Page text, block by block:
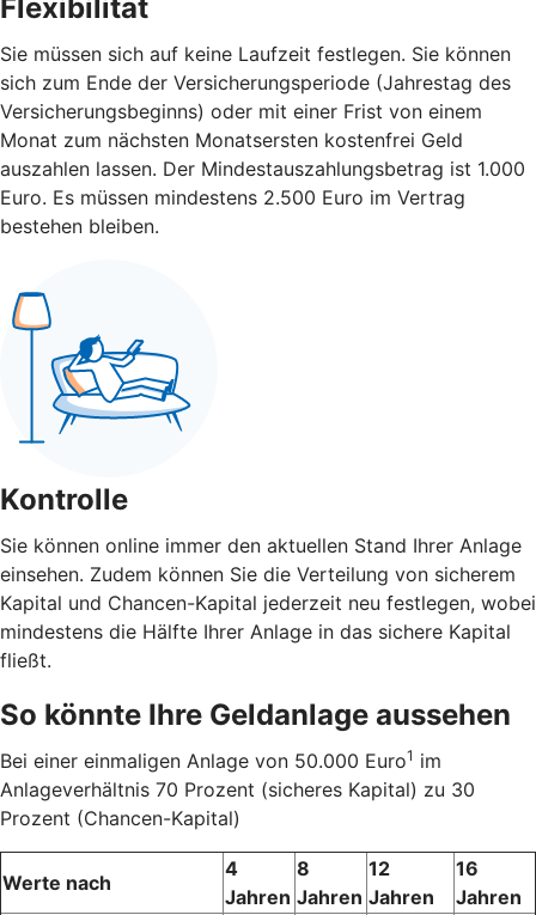
Flexibilität
Sie müssen sich auf keine Laufzeit festlegen. Sie können
sich zum Ende der Versicherungsperiode (Jahrestag des
Versicherungsbeginns) oder mit einer Frist von einem
Monat zum nächsten Monatsersten kostenfrei Geld
auszahlen lassen. Der Mindestauszahlungsbetrag ist 1.000
Euro. Es müssen mindestens 2.500 Euro im Vertrag
bestehen bleiben.
Kontrolle
Sie können online immer den aktuellen Stand Ihrer Anlage
einsehen. Zudem können Sie die Verteilung von sicherem
Kapital und Chancen-Kapital jederzeit neu festlegen, wobei
mindestens die Hälfte Ihrer Anlage in das sichere Kapital
fließt.
So könnte Ihre Geldanlage aussehen
Bei einer einmaligen Anlage von 50.000 Euro1 im
Anlageverhältnis 70 Prozent (sicheres Kapital) zu 30
Prozent (Chancen-Kapital)
Werte nach
4
Jahren
8
Jahren
12
Jahren
16
Jahren